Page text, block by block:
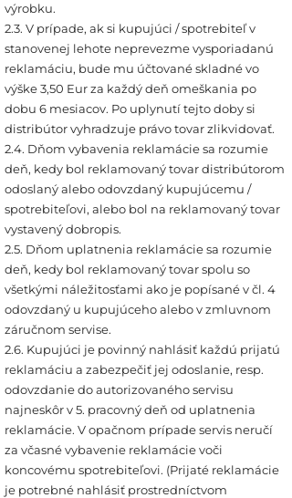
výrobku.
2.3. V prípade, ak si kupujúci / spotrebiteľ v
stanovenej lehote neprevezme vysporiadanú
reklamáciu, bude mu účtované skladné vo
výške 3,50 Eur za každý deň omeškania po
dobu 6 mesiacov. Po uplynutí tejto doby si
distribútor vyhradzuje právo tovar zlikvidovať.
2.4. Dňom vybavenia reklamácie sa rozumie
deň, kedy bol reklamovaný tovar distribútorom
odoslaný alebo odovzdaný kupujúcemu /
spotrebiteľovi, alebo bol na reklamovaný tovar
vystavený dobropis.
2.5. Dňom uplatnenia reklamácie sa rozumie
deň, kedy bol reklamovaný tovar spolu so
všetkými náležitosťami ako je popísané v čl. 4
odovzdaný u kupujúceho alebo v zmluvnom
záručnom servise.
2.6. Kupujúci je povinný nahlásiť každú prijatú
reklamáciu a zabezpečiť jej odoslanie, resp.
odovzdanie do autorizovaného servisu
najneskôr v 5. pracovný deň od uplatnenia
reklamácie. V opačnom prípade servis neručí
za včasné vybavenie reklamácie voči
koncovému spotrebiteľovi. (Prijaté reklamácie
je potrebné nahlásiť prostredníctvom